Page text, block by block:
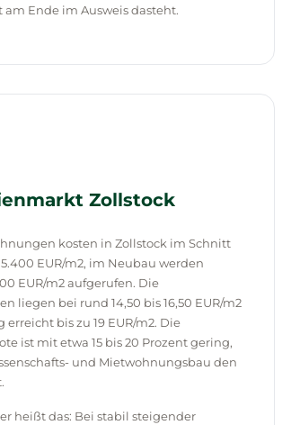
Ende im Ausweis dasteht.
Zollstock
kosten in Zollstock im Schnitt
EUR/m2, im Neubau werden
EUR/m2 aufgerufen. Die
liegen bei rund 14,50 bis 16,50 EUR/m2
erreicht bis zu 19 EUR/m2. Die
ist mit etwa 15 bis 20 Prozent gering,
und Mietwohnungsbau den
heißt das: Bei stabil steigender